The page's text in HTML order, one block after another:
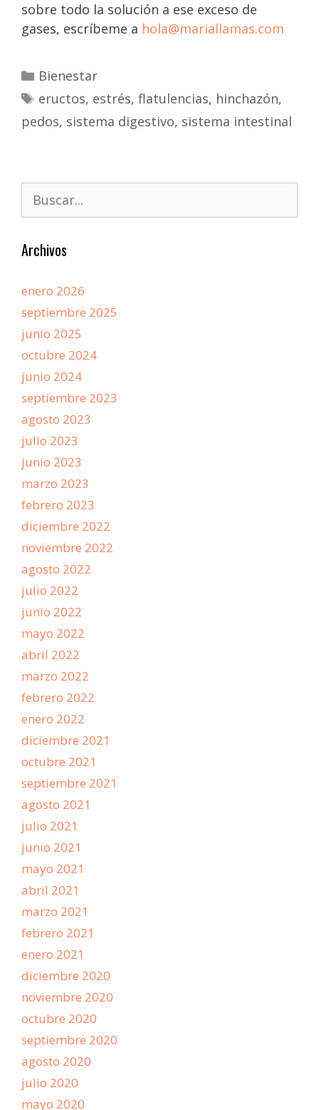
sobre todo la solución a ese exceso de
gases, escríbeme a hola@mariallamas.com
Bienestar
eructos, estrés, flatulencias, hinchazón,
pedos, sistema digestivo, sistema intestinal
Archivos
enero 2026
septiembre 2025
junio 2025
octubre 2024
junio 2024
septiembre 2023
agosto 2023
julio 2023
junio 2023
marzo 2023
febrero 2023
diciembre 2022
noviembre 2022
agosto 2022
julio 2022
junio 2022
mayo 2022
abril 2022
marzo 2022
febrero 2022
enero 2022
diciembre 2021
octubre 2021
septiembre 2021
agosto 2021
julio 2021
junio 2021
mayo 2021
abril 2021
marzo 2021
febrero 2021
enero 2021
diciembre 2020
noviembre 2020
octubre 2020
septiembre 2020
agosto 2020
julio 2020
mayo 2020